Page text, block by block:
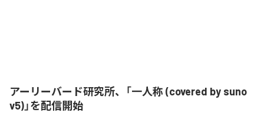
アーリーバード研究所、「一人称 (covered by suno
v5)」を配信開始